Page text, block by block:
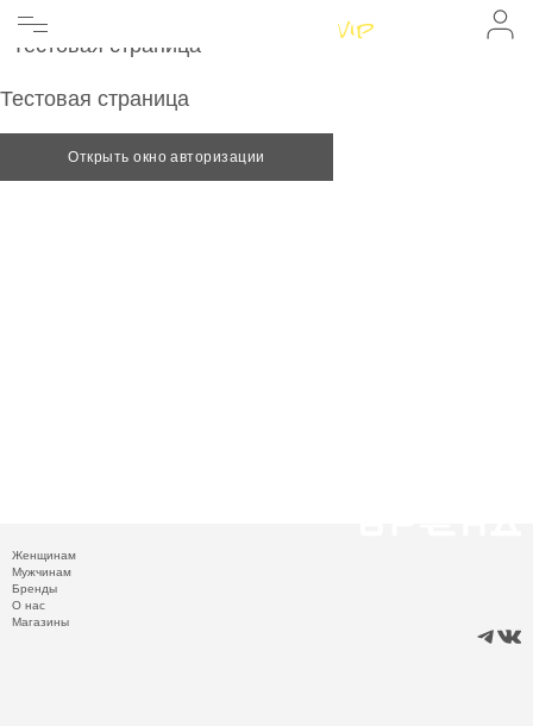
Магазины
Главная
Тестовая страница
Тестовая страница
Открыть окно авторизации
Женщинам
Мужчинам
Бренды
О нас
Магазины